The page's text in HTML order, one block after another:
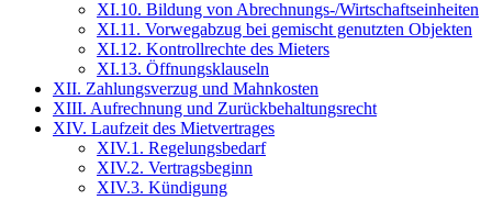
XI.10. Bildung von Abrechnungs-/Wirtschaftseinheiten
XI.11. Vorwegabzug bei gemischt genutzten Objekten
XI.12. Kontrollrechte des Mieters
XI.13. Öffnungsklauseln
XII. Zahlungsverzug und Mahnkosten
XIII. Aufrechnung und Zurückbehaltungsrecht
XIV. Laufzeit des Mietvertrages
XIV.1. Regelungsbedarf
XIV.2. Vertragsbeginn
XIV.3. Kündigung